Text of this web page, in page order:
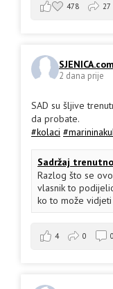
478 27
SJENICA.com
2 dana prije
SAD su šljive
da probate.
#kolaci
Sadržaj
Razlog što se
vlasnik to
ko to može
4 0 0